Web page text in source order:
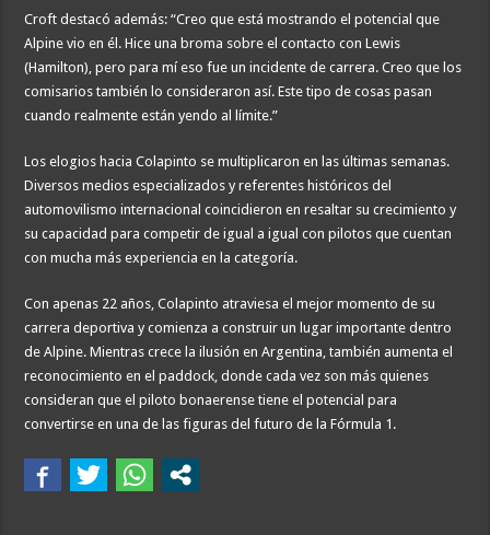
Croft destacó además: “Creo que está mostrando el potencial que
Alpine vio en él. Hice una broma sobre el contacto con Lewis
(Hamilton), pero para mí eso fue un incidente de carrera. Creo que los
comisarios también lo consideraron así. Este tipo de cosas pasan
cuando realmente están yendo al límite.”
Los elogios hacia Colapinto se multiplicaron en las últimas semanas.
Diversos medios especializados y referentes históricos del
automovilismo internacional coincidieron en resaltar su crecimiento y
su capacidad para competir de igual a igual con pilotos que cuentan
con mucha más experiencia en la categoría.
Con apenas 22 años, Colapinto atraviesa el mejor momento de su
carrera deportiva y comienza a construir un lugar importante dentro
de Alpine. Mientras crece la ilusión en Argentina, también aumenta el
reconocimiento en el paddock, donde cada vez son más quienes
consideran que el piloto bonaerense tiene el potencial para
convertirse en una de las figuras del futuro de la Fórmula 1.